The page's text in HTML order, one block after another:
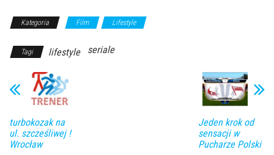
Kategoria Film Lifestyle
Tagi lifestyle seriale
turbokozak na
ul. szcześliwej !
Wrocław
Jeden krok od
sensacji w
Pucharze Polski